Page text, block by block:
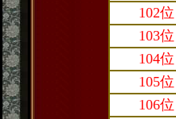
102位
103位
104位
105位
106位